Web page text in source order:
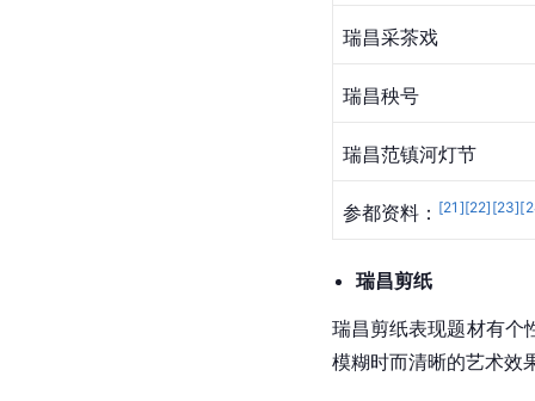
瑞昌采茶戏
瑞昌秧号
瑞昌范镇河灯节
参都资料： [21 ][22] [23][
瑞昌剪纸
瑞昌剪纸表现题材有个
模糊时而清晰的艺术效